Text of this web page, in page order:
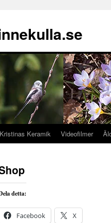
Kristinas Keramik Videofilmer
detta:
Facebook X